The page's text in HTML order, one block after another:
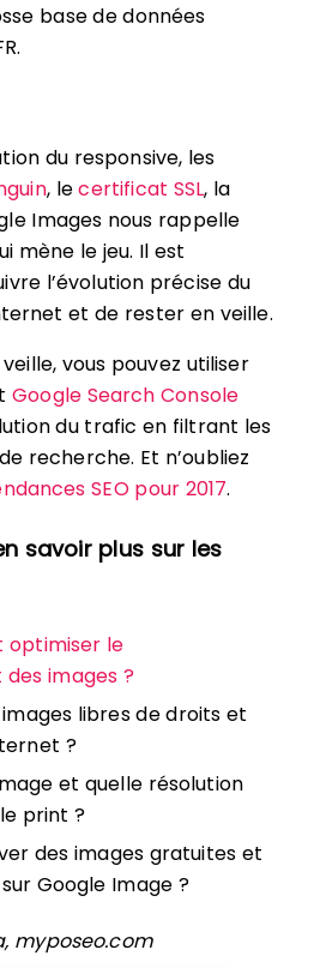
base de données
du responsive, les
, lecertificat SSL, la
Images nous rappelle
mène le jeu. Il est
l’évolution précise du
et de rester en veille.
vous pouvez utiliser
Google Search Console
du trafic en filtrant les
recherche. Et n’oubliez
SEO pour 2017.
savoir plus sur les
optimiser le
images ?
libres de droits et
?
et quelle résolution
print ?
des images gratuites et
Google Image ?
myposeo.com